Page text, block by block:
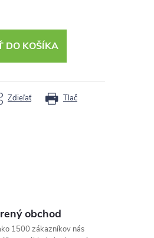
DO KOŠÍKA
Tlač
Zdieľať
obchod
1500 zákazníkov nás